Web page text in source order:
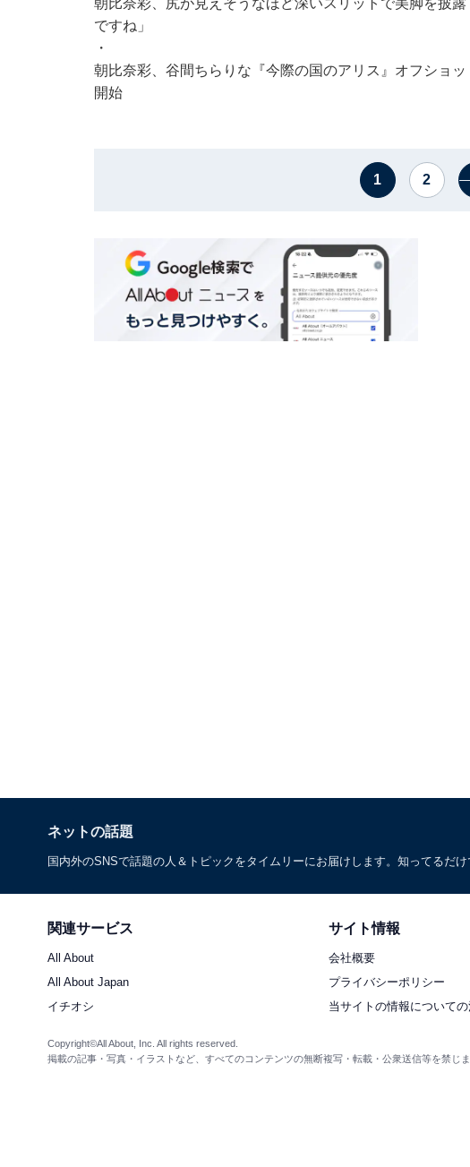
朝比奈彩、尻が見えそうなほど深いスリットで美脚を披
ですね」
・
朝比奈彩、谷間ちらりな『今際の国のアリス』オフショ
開始
1 2
ネットの話題
国内外のSNSで話題の人＆トピックをタイムリーにお届けします。知ってるだ
関連サービス
All About
All About Japan
イチオシ
サイト情報
会社概要
プライバシーポリシー
当サイトの情報について
Copyright©All About, Inc. All rights reserved.
掲載の記事・写真・イラストなど、すべてのコンテンツの無断複写・転載・公衆送信等を禁じま